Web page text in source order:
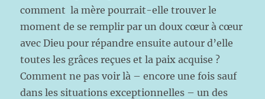
comment la mère pourrait-elle trouver le
moment de se remplir par un doux cœur à cœur
avec Dieu pour répandre ensuite autour d’elle
toutes les grâces reçues et la paix acquise ?
Comment ne pas voir là – encore une fois sauf
dans les situations exceptionnelles – un des